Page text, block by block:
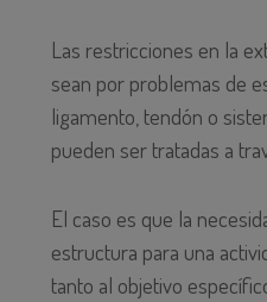
Las restricciones en la
sean por problemas de
ligamento, tendón o
pueden ser tratadas a
El caso es que la
estructura para una
tanto al objetivo